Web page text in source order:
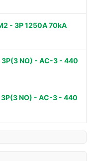
- 3P 1250A 70kA
NO) - AC-3 - 440
NO) - AC-3 - 440